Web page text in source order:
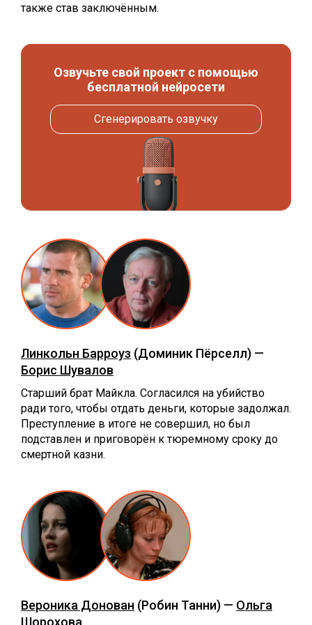
также став заключённым.
Озвучьте свой проект с помощью
бесплатной нейросети
Сгенерировать озвучку
Линкольн Барроуз (Доминик Пёрселл) —
Борис Шувалов
Старший брат Майкла. Согласился на убийство
ради того, чтобы отдать деньги, которые задолжал.
Преступление в итоге не совершил, но был
подставлен и приговорён к тюремному сроку до
смертной казни.
Вероника Донован (Робин Танни) — Ольга
Шорохова